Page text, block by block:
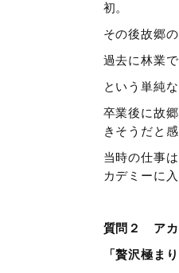
初。
その後故郷
過去に林業
という単純
卒業後に故
きそうだと感
当時の仕事
カデミーに入
質問２ アカ
「贅沢極ま